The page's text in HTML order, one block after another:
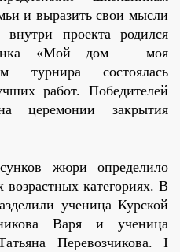
и выразить свои мысли
проекта родился
«Мой дом – моя
турнира состоялась
работ. Победителей
церемонии закрытия
жюри определило
возрастных категориях. В
ученица Курской
Варя и ученица
Перевозчикова. I